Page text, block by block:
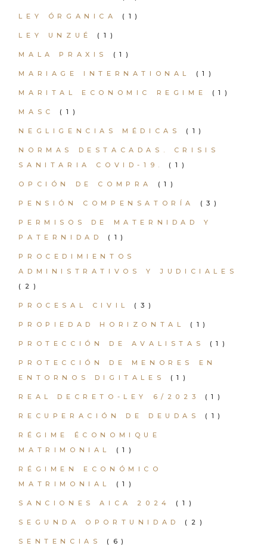
LEY ÓRGANICA (1)
LEY UNZUÉ (1)
MALA PRAXIS (1)
MARIAGE INTERNATIONAL (1)
MARITAL ECONOMIC REGIME (1)
MASC (1)
NEGLIGENCIAS MÉDICAS (1)
NORMAS DESTACADAS. CRISIS
SANITARIA COVID-19.
(1)
OPCIÓN DE COMPRA (1)
PENSIÓN COMPENSATORÍA (3)
PERMISOS DE MATERNIDAD Y
PATERNIDAD
(1)
PROCEDIMIENTOS
ADMINISTRATIVOS Y JUDICIALES
(2)
PROCESAL CIVIL (3)
PROPIEDAD HORIZONTAL (1)
PROTECCIÓN DE AVALISTAS (1)
PROTECCIÓN DE MENORES EN
ENTORNOS DIGITALES
(1)
REAL DECRETO-LEY 6/2023 (1)
RECUPERACIÓN DE DEUDAS (1)
RÉGIME ÉCONOMIQUE
MATRIMONIAL
(1)
RÉGIMEN ECONÓMICO
MATRIMONIAL
(1)
SANCIONES AICA 2024 (1)
SEGUNDA OPORTUNIDAD (2)
SENTENCIAS (6)